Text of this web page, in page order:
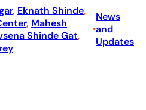
, Eknath Shinde
, Mahesh
Shinde Gat
•
News
and
Updates